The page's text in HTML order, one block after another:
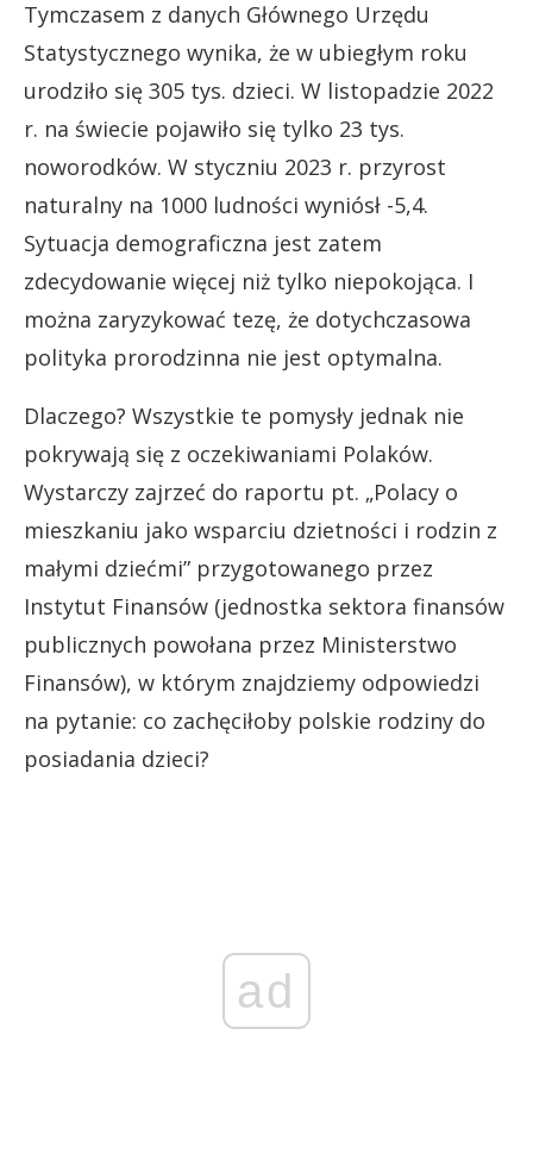
Tymczasem z danych Głównego Urzędu
Statystycznego wynika, że w ubiegłym roku
urodziło się 305 tys. dzieci. W listopadzie 2022
r. na świecie pojawiło się tylko 23 tys.
noworodków. W styczniu 2023 r. przyrost
naturalny na 1000 ludności wyniósł -5,4.
Sytuacja demograficzna jest zatem
zdecydowanie więcej niż tylko niepokojąca. I
można zaryzykować tezę, że dotychczasowa
polityka prorodzinna nie jest optymalna.
Dlaczego? Wszystkie te pomysły jednak nie
pokrywają się z oczekiwaniami Polaków.
Wystarczy zajrzeć do raportu pt. „Polacy o
mieszkaniu jako wsparciu dzietności i rodzin z
małymi dziećmi” przygotowanego przez
Instytut Finansów (jednostka sektora finansów
publicznych powołana przez Ministerstwo
Finansów), w którym znajdziemy odpowiedzi
na pytanie: co zachęciłoby polskie rodziny do
posiadania dzieci?
ad